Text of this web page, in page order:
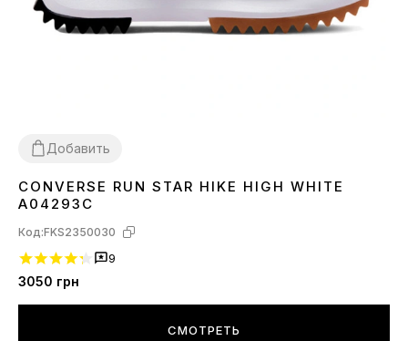
Добавить
3639
CONVERSE RUN STAR HIKE HIGH WHITE
A04293C
Код:FKS2350030
9
3050 грн
СМОТРЕТЬ